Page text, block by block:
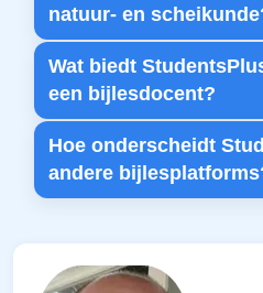
natuur- en
Wat biedt
een bijlesdocent?
Hoe onderscheidt
andere